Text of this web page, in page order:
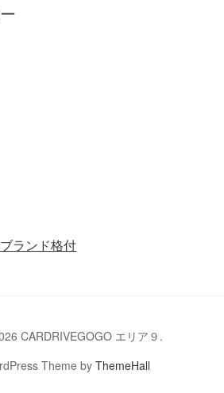
ランド格付
CARDRIVEGOGO エリア９.
Theme byThemeHall